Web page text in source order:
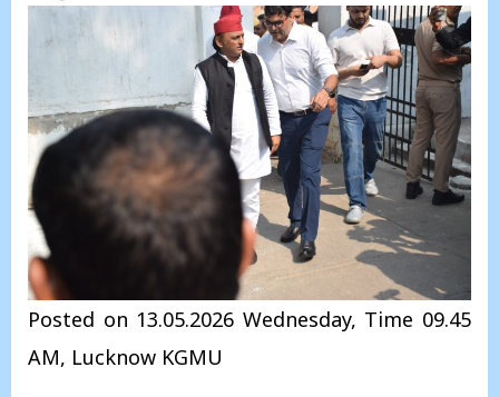
Posted on 13.05.2026 Wednesday, Time 09.45
AM, Lucknow KGMU